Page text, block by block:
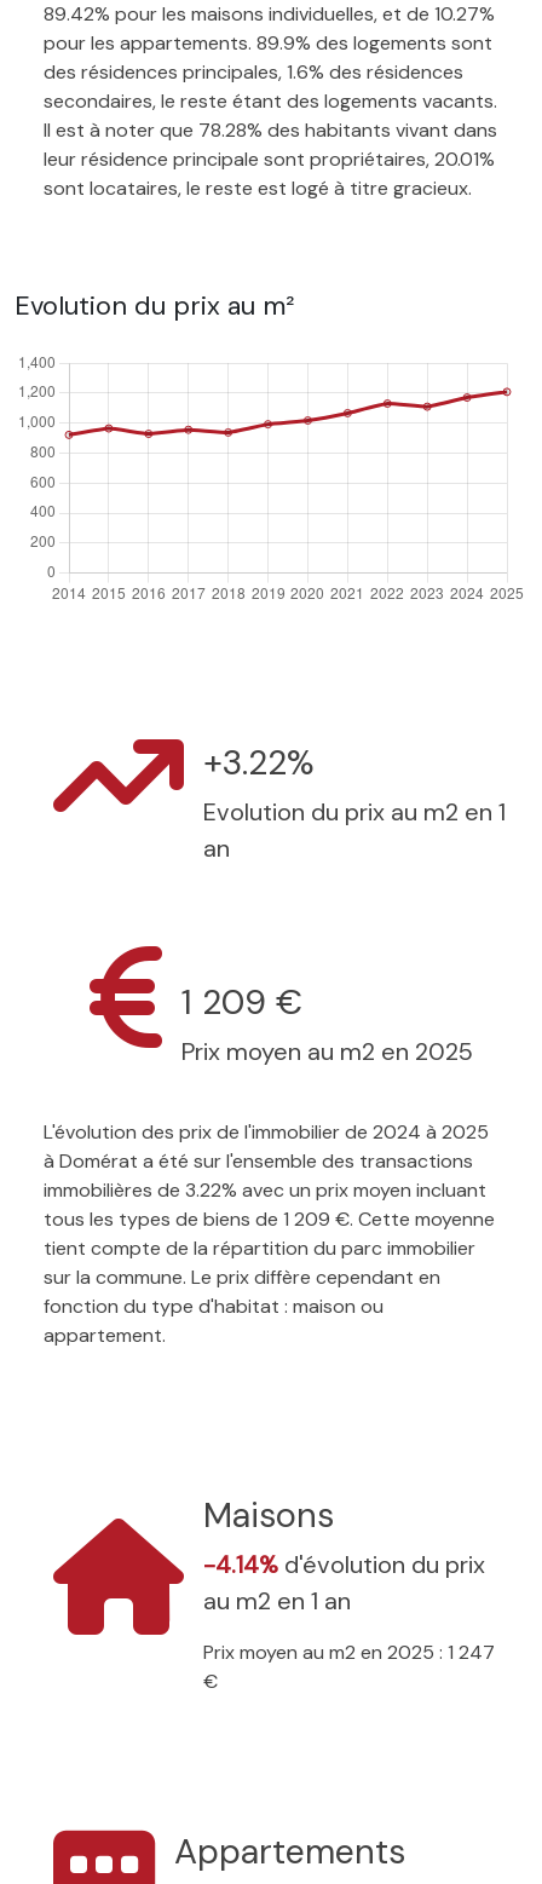
89.42% pour les maisons individuelles, et de 10.27%
pour les appartements. 89.9% des logements sont
des résidences principales, 1.6% des résidences
secondaires, le reste étant des logements vacants.
Il est à noter que 78.28% des habitants vivant dans
leur résidence principale sont propriétaires, 20.01%
sont locataires, le reste est logé à titre gracieux.
Evolution du prix au m²
+3.22%
Evolution du prix au m2 en 1
an
1 209 €
Prix moyen au m2 en 2025
L'évolution des prix de l'immobilier de 2024 à 2025
à Domérat a été sur l'ensemble des transactions
immobilières de 3.22% avec un prix moyen incluant
tous les types de biens de 1 209 €. Cette moyenne
tient compte de la répartition du parc immobilier
sur la commune. Le prix diffère cependant en
fonction du type d'habitat : maison ou
appartement.
Maisons
-4.14% d'évolution du prix
au m2 en 1 an
Prix moyen au m2 en 2025 : 1 247
€
Appartements